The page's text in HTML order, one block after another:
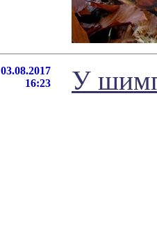
03.08.2017
16:23
У